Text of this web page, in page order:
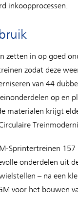
inkoopprocessen.
zetten in op goed
zodat deze
van 44
op en
materialen krijgt
Sprintertreinen
onderdelen uit
– na een
voor het bouwen